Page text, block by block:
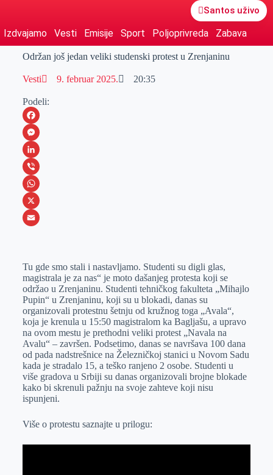
Santos uživo
Izdvajamo Vesti Emisije Sport Poljoprivreda Zabava
Održan još jedan veliki studenski protest u Zrenjaninu
Vesti 9. februar 2025. 20:35
Podeli:
F
a
c
e
b
o
M
e
s
s
e
e
r
L
i
n
k
I
n
V
i
b
W
h
s
A
p
p
X
a
i
l
Tu gde smo stali i nastavljamo. Studenti su digli glas,
magistrala je za nas“ je moto dašanjeg protesta koji se
održao u Zrenjaninu. Studenti tehničkog fakulteta „Mihajlo
Pupin“ u Zrenjaninu, koji su u blokadi, danas su
organizovali protestnu šetnju od kružnog toga „Avala“,
koja je krenula u 15:50 magistralom ka Bagljašu, a upravo
na ovom mestu je prethodni veliki protest „Navala na
Avalu“ – završen. Podsetimo, danas se navršava 100 dana
od pada nadstrešnice na Železničkoj stanici u Novom Sadu
kada je stradalo 15, a teško ranjeno 2 osobe. Studenti u
više gradova u Srbiji su danas organizovali brojne blokade
kako bi skrenuli pažnju na svoje zahteve koji nisu
ispunjeni.
Više o protestu saznajte u prilogu: